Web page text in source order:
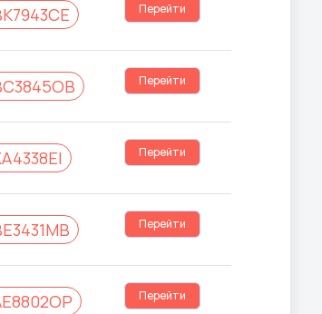
Перейти
Перейти
Перейти
Перейти
Перейти